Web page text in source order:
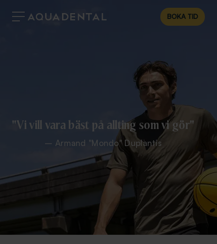
BOKA TID
"Vi vill vara bäst på allting som vi gör"
– Armand "Mondo" Duplantis